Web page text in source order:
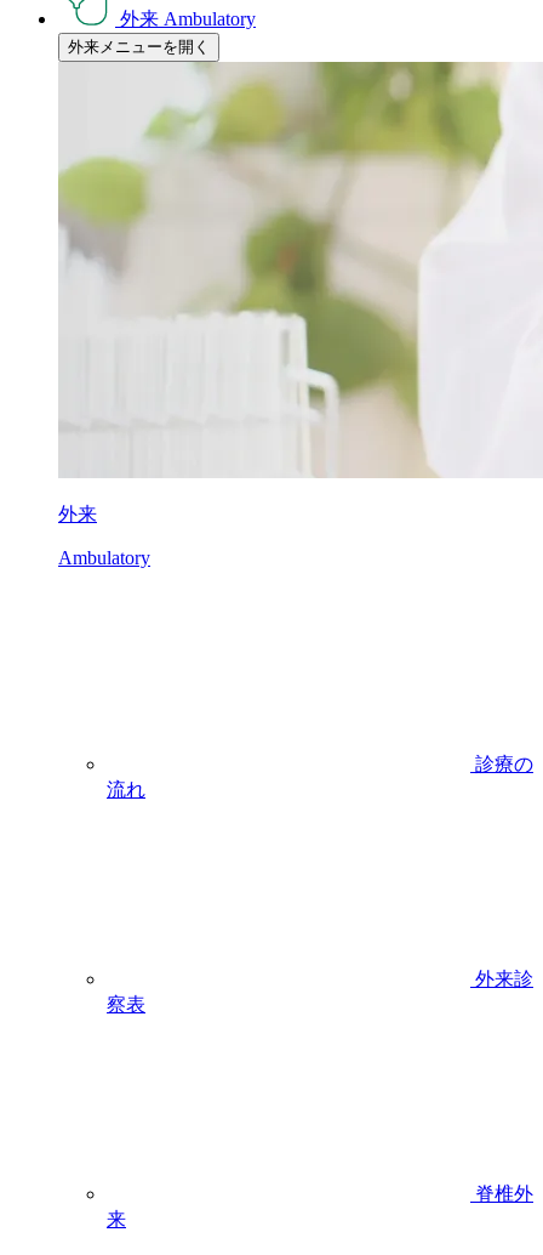
外来 Ambulatory
外来メニューを開く
外来
Ambulatory
診療の
流れ
外来診
察表
脊椎外
来